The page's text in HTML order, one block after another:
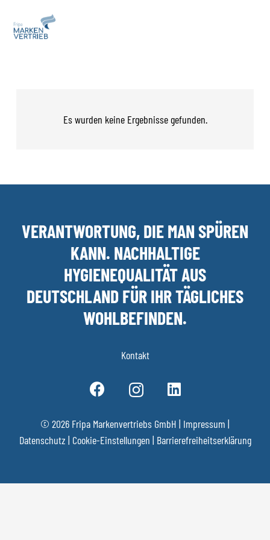
Es wurden keine Ergebnisse gefunden.
VERANTWORTUNG, DIE MAN SPÜREN
KANN. NACHHALTIGE
HYGIENEQUALITÄT AUS
DEUTSCHLAND FÜR IHR TÄGLICHES
WOHLBEFINDEN.
Kontakt
© 2026 Fripa Markenvertriebs GmbH | Impressum |
Datenschutz | Cookie-Einstellungen | Barrierefreiheitserklärung